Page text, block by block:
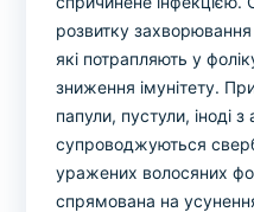
розвитку захворювання
які потрапляють у
зниження імунітету. При
папули, пустули, іноді
супроводжуються
уражених волосяних
спрямована на
* Адміністрація
своєчасного оновлення
листа. Проте, щоб
рекомендуємо
виконання досліджень